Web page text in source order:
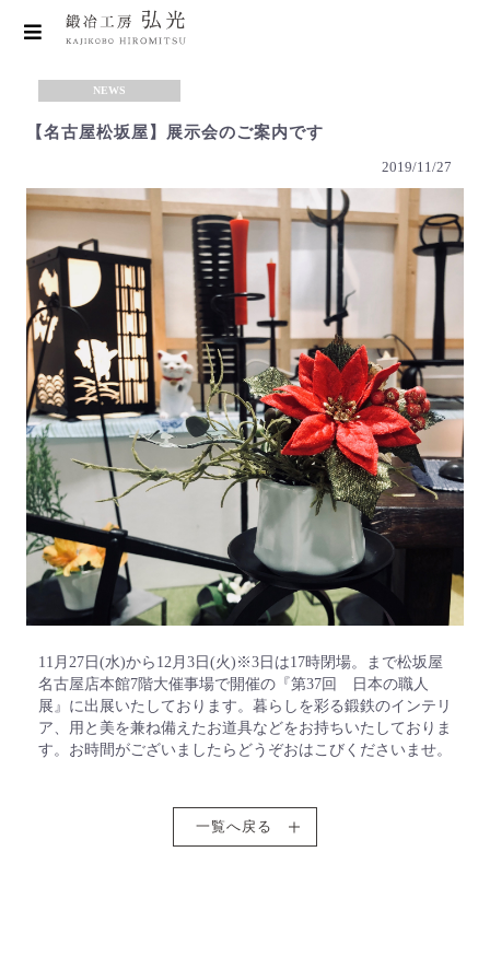
NEWS
【名古屋松坂屋】展示会のご案内です
2019/11/27
11月27日(水)から12月3日(火)※3日は17時閉場。まで松坂屋
名古屋店本館7階大催事場で開催の『第37回 日本の職人
展』に出展いたしております。暮らしを彩る鍛鉄のインテリ
ア、用と美を兼ね備えたお道具などをお持ちいたしておりま
す。お時間がございましたらどうぞおはこびくださいませ。
一覧へ戻る